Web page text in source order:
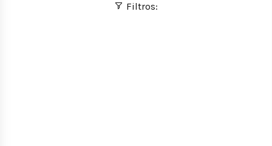
Filtros: